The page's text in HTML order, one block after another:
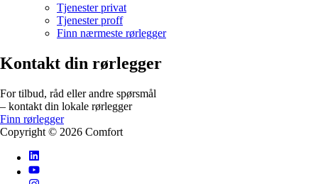
Tjenester privat
Tjenester proff
Finn nærmeste rørlegger
Kontakt din rørlegger
For tilbud, råd eller andre spørsmål
– kontakt din lokale rørlegger
Finn rørlegger
Copyright © 2026 Comfort